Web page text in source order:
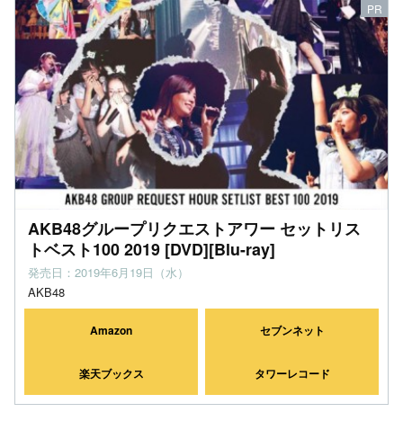
AKB48グループリクエストアワー セットリス
トベスト100 2019 [DVD][Blu-ray]
発売日：2019年6月19日（水）
AKB48
Amazon セブンネット
楽天ブックス タワーレコード